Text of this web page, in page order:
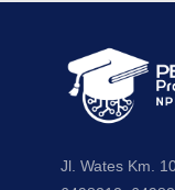
Jl. Wates Km.